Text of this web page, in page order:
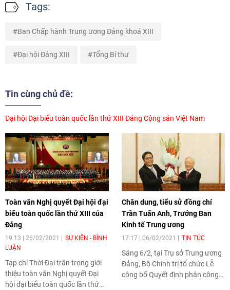
Tags:
Ban Chấp hành Trung ương Đảng khoá XIII
Đại hội Đảng XIII Tổng Bí thư
Tin cùng chủ đề:
Đại hội Đại biểu toàn quốc lần thứ XIII Đảng Cộng sản Việt Nam
Toàn văn Nghị quyết Đại hội đại
biểu toàn quốc lần thứ XIII của
Đảng
19:13 | 26/02/2021
SỰ KIỆN - BÌNH
LUẬN
Tạp chí Thời Đại trân trọng giới
thiệu toàn văn Nghị quyết Đại
hội đại biểu toàn quốc lần thứ
Chân dung, tiểu sử đồng chí
Trần Tuấn Anh, Trưởng Ban
Kinh tế Trung ương
17:17 | 06/02/2021 TIN TỨC
Sáng 6/2, tại Trụ sở Trung ương
Đảng, Bộ Chính trị tổ chức Lễ
công bố Quyết định phân công